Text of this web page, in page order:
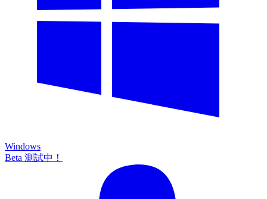
Windows
Beta 測試中！